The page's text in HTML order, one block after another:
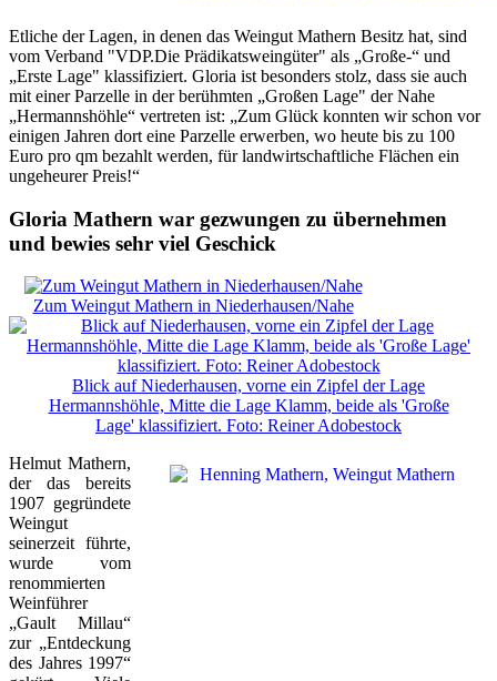
Etliche der Lagen, in denen das Weingut Mathern Besitz hat, sind
vom Verband "VDP.Die Prädikatsweingüter" als „Große-“ und
„Erste Lage" klassifiziert. Gloria ist besonders stolz, dass sie auch
mit einer Parzelle in der berühmten „Großen Lage" der Nahe
„Hermannshöhle“ vertreten ist: „Zum Glück konnten wir schon vor
einigen Jahren dort eine Parzelle erwerben, wo heute bis zu 100
Euro pro qm bezahlt werden, für landwirtschaftliche Flächen ein
ungeheurer Preis!“
Gloria Mathern war gezwungen zu übernehmen
und bewies sehr viel Geschick
Zum Weingut Mathern in Niederhausen/Nahe
Blick auf Niederhausen, vorne ein Zipfel der Lage
Hermannshöhle, Mitte die Lage Klamm, beide als 'Große
Lage' klassifiziert. Foto: Reiner Adobestock
Helmut Mathern,
der das bereits
1907 gegründete
Weingut
seinerzeit führte,
wurde vom
renommierten
Weinführer
„Gault Millau“
zur „Entdeckung
des Jahres 1997“